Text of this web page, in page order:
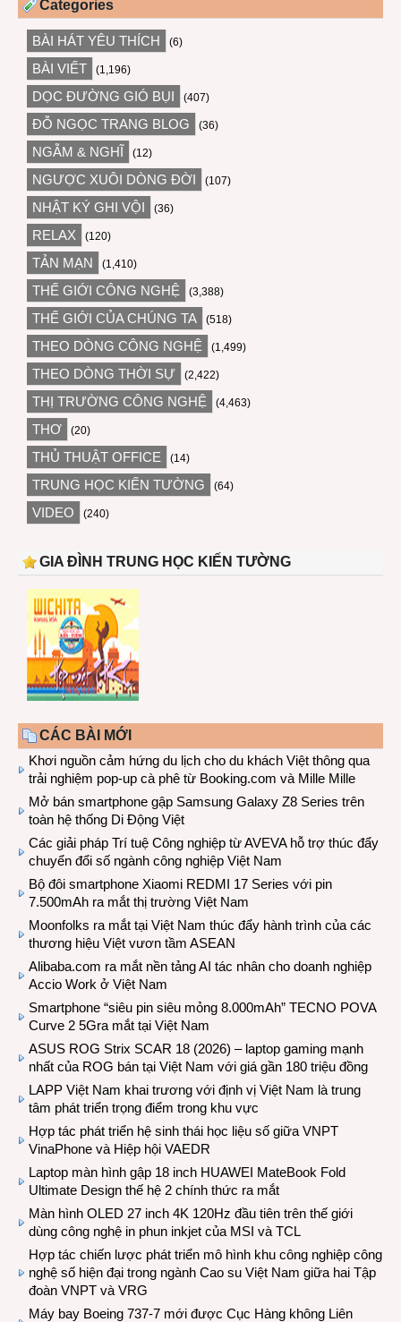
Categories
BÀI HÁT YÊU THÍCH (6)
BÀI VIẾT (1,196)
DỌC ĐƯỜNG GIÓ BỤI (407)
ĐỖ NGỌC TRANG BLOG (36)
NGẪM & NGHĨ (12)
NGƯỢC XUÔI DÒNG ĐỜI (107)
NHẬT KÝ GHI VỘI (36)
RELAX (120)
TẢN MẠN (1,410)
THẾ GIỚI CÔNG NGHỆ (3,388)
THẾ GIỚI CỦA CHÚNG TA (518)
THEO DÒNG CÔNG NGHỆ (1,499)
THEO DÒNG THỜI SỰ (2,422)
THỊ TRƯỜNG CÔNG NGHỆ (4,463)
THƠ (20)
THỦ THUẬT OFFICE (14)
TRUNG HỌC KIẾN TƯỜNG (64)
VIDEO (240)
GIA ĐÌNH TRUNG HỌC KIẾN TƯỜNG
CÁC BÀI MỚI
Khơi nguồn cảm hứng du lịch cho du khách Việt thông qua
trải nghiệm pop-up cà phê từ Booking.com và Mille Mille
Mở bán smartphone gập Samsung Galaxy Z8 Series trên
toàn hệ thống Di Động Việt
Các giải pháp Trí tuệ Công nghiệp từ AVEVA hỗ trợ thúc đẩy
chuyển đổi số ngành công nghiệp Việt Nam
Bộ đôi smartphone Xiaomi REDMI 17 Series với pin
7.500mAh ra mắt thị trường Việt Nam
Moonfolks ra mắt tại Việt Nam thúc đẩy hành trình của các
thương hiệu Việt vươn tầm ASEAN
Alibaba.com ra mắt nền tảng AI tác nhân cho doanh nghiệp
Accio Work ở Việt Nam
Smartphone “siêu pin siêu mỏng 8.000mAh” TECNO POVA
Curve 2 5Gra mắt tại Việt Nam
ASUS ROG Strix SCAR 18 (2026) – laptop gaming mạnh
nhất của ROG bán tại Việt Nam với giá gần 180 triệu đồng
LAPP Việt Nam khai trương với định vị Việt Nam là trung
tâm phát triển trọng điểm trong khu vực
Hợp tác phát triển hệ sinh thái học liệu số giữa VNPT
VinaPhone và Hiệp hội VAEDR
Laptop màn hình gập 18 inch HUAWEI MateBook Fold
Ultimate Design thế hệ 2 chính thức ra mắt
Màn hình OLED 27 inch 4K 120Hz đầu tiên trên thế giới
dùng công nghệ in phun inkjet của MSI và TCL
Hợp tác chiến lược phát triển mô hình khu công nghiệp công
nghệ số hiện đại trong ngành Cao su Việt Nam giữa hai Tập
đoàn VNPT và VRG
Máy bay Boeing 737-7 mới được Cục Hàng không Liên